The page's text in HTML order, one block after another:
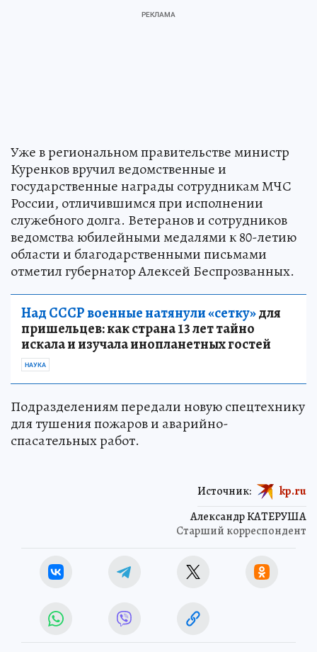
Уже в региональном правительстве министр
Куренков вручил ведомственные и
государственные награды сотрудникам МЧС
России, отличившимся при исполнении
служебного долга. Ветеранов и сотрудников
ведомства юбилейными медалями к 80-летию
области и благодарственными письмами
отметил губернатор Алексей Беспрозванных.
Над СССР военные натянули «сетку»для
пришельцев: как страна 13 лет тайно
искала и изучала инопланетных гостей
НАУКА
Подразделениям передали новую спецтехнику
для тушения пожаров и аварийно-
спасательных работ.
Александр КАТЕРУША
Старший корреспондент
Источник: kp.ru